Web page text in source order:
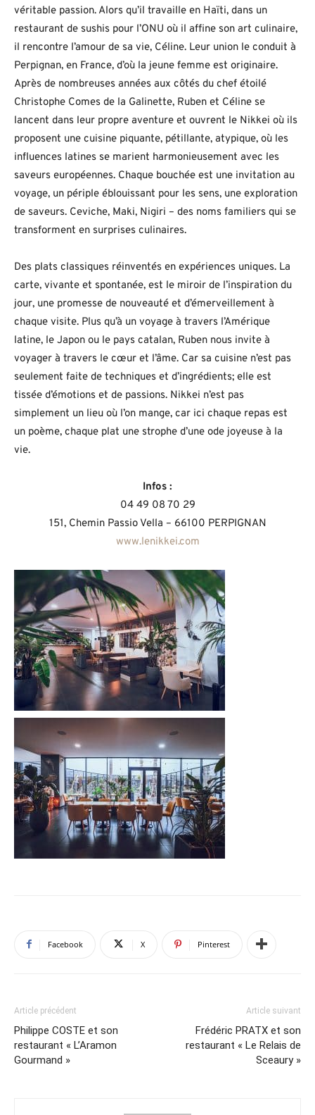
véritable passion. Alors qu’il travaille en Haïti, dans un
restaurant de sushis pour l’ONU où il affine son art culinaire,
il rencontre l’amour de sa vie, Céline. Leur union le conduit à
Perpignan, en France, d’où la jeune femme est originaire.
Après de nombreuses années aux côtés du chef étoilé
Christophe Comes de la Galinette, Ruben et Céline se
lancent dans leur propre aventure et ouvrent le Nikkei où ils
proposent une cuisine piquante, pétillante, atypique, où les
influences latines se marient harmonieusement avec les
saveurs européennes. Chaque bouchée est une invitation au
voyage, un périple éblouissant pour les sens, une exploration
de saveurs. Ceviche, Maki, Nigiri – des noms familiers qui se
transforment en surprises culinaires.
Des plats classiques réinventés en expériences uniques. La
carte, vivante et spontanée, est le miroir de l’inspiration du
jour, une promesse de nouveauté et d’émerveillement à
chaque visite. Plus qu’à un voyage à travers l’Amérique
latine, le Japon ou le pays catalan, Ruben nous invite à
voyager à travers le cœur et l’âme. Car sa cuisine n’est pas
seulement faite de techniques et d’ingrédients; elle est
tissée d’émotions et de passions. Nikkei n’est pas
simplement un lieu où l’on mange, car ici chaque repas est
un poème, chaque plat une strophe d’une ode joyeuse à la
vie.
Infos :
04 49 08 70 29
151, Chemin Passio Vella – 66100 PERPIGNAN
www.lenikkei.com
Facebook X Pinterest
Article précédent
Philippe COSTE et son
restaurant « L’Aramon
Gourmand »
Article suivant
Frédéric PRATX et son
restaurant « Le Relais de
Sceaury »